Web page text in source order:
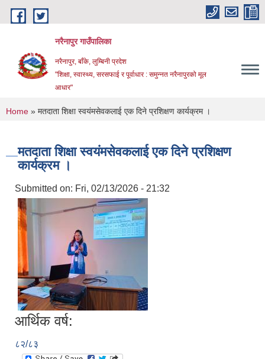
Skip to main content
नरैनापुर गाउँपालिका
नरैनापुर, बाँके, लुम्बिनी प्रदेश
"शिक्षा, स्वास्थ्य, सरसफाई र पूर्वाधार : समुन्नत नरैनापुरको मूल
आधार"
You are here
Home » मतदाता शिक्षा स्वयंमसेवकलाई एक दिने प्रशिक्षण कार्यक्रम ।
मतदाता शिक्षा स्वयंमसेवकलाई एक दिने प्रशिक्षण
कार्यक्रम ।
Submitted on: Fri, 02/13/2026 - 21:32
आर्थिक वर्ष:
८२/८३